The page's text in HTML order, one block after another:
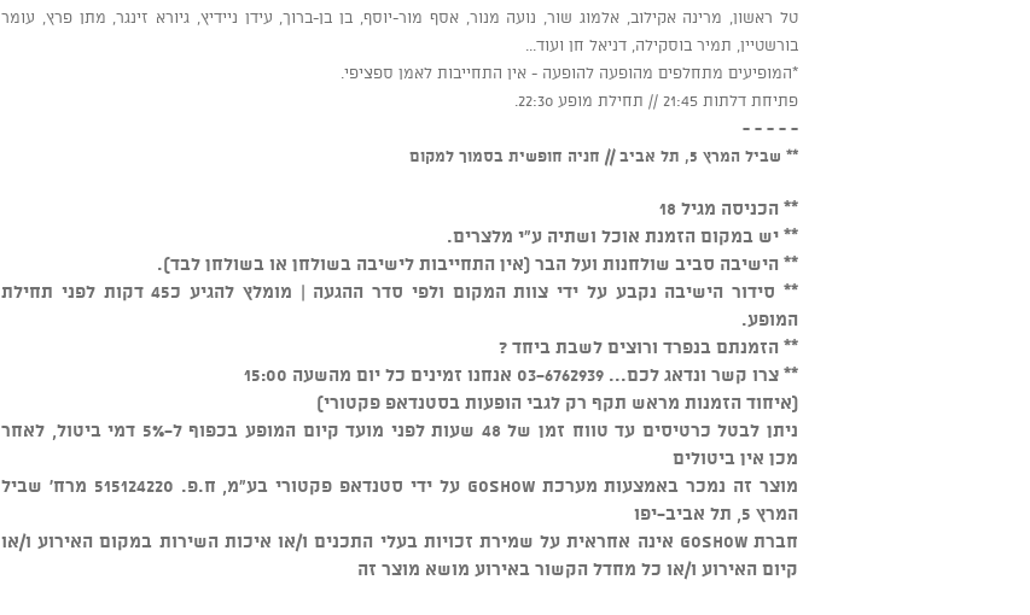
טל ראשון, מרינה אקילוב, אלמוג שור, נועה מנור, אסף מור-יוסף, בן בן-ברוך, עידן ניידיץ, גיורא זינגר, מתן פרץ, עומר
בורשטיין, תמיר בוסקילה, דניאל חן ועוד...
*המופיעים מתחלפים מהופעה להופעה - אין התחייבות לאמן ספציפי.
פתיחת דלתות 21:45 // תחילת מופע 22:30.
- - - - -
** שביל המרץ 5, תל אביב // חניה חופשית בסמוך למקום
** הכניסה מגיל 18
** יש במקום הזמנת אוכל ושתיה ע"י מלצרים.
** הישיבה סביב שולחנות ועל הבר (אין התחייבות לישיבה בשולחן או בשולחן לבד).
** סידור הישיבה נקבע על ידי צוות המקום ולפי סדר ההגעה | מומלץ להגיע כ45 דקות לפני תחילת
המופע.
** הזמנתם בנפרד ורוצים לשבת ביחד ?
** צרו קשר ונדאג לכם... 03-6762939 אנחנו זמינים כל יום מהשעה 15:00
(איחוד הזמנות מראש תקף רק לגבי הופעות בסטנדאפ פקטורי)
ניתן לבטל כרטיסים עד טווח זמן של 48 שעות לפני מועד קיום המופע בכפוף ל-5% דמי ביטול, לאחר
מכן אין ביטולים
מוצר זה נמכר באמצעות מערכת GOSHOW על ידי סטנדאפ פקטורי בע"מ, ח.פ. 515124220 מרח' שביל
המרץ 5, תל אביב-יפו
חברת GOSHOW אינה אחראית על שמירת זכויות בעלי התכנים ו/או איכות השירות במקום האירוע ו/או
קיום האירוע ו/או כל מחדל הקשור באירוע מושא מוצר זה